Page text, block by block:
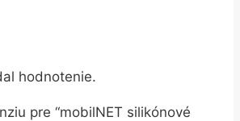
hodnotenie.
pre “mobilNET silikónové